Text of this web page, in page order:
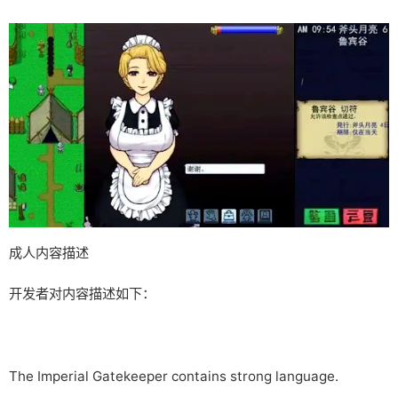
成人内容描述
开发者对内容描述如下：
The Imperial Gatekeeper contains strong language.